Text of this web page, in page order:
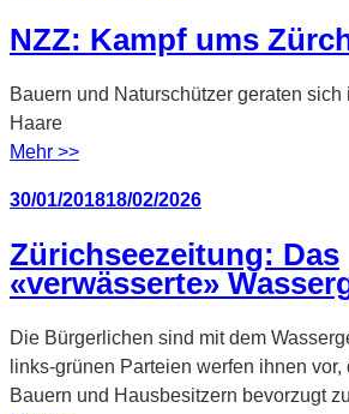
NZZ: Kampf ums
Bauern und Naturschützer geraten
Haare
Mehr >>
Veröffentlicht
30/01/201818/02/2026
Zürichseezeitung: Das
«verwässerte»
Die Bürgerlichen sind mit dem
links-grünen Parteien werfen ihnen
Bauern und Hausbesitzern bevorzugt